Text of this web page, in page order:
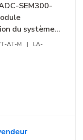
SEM300-
du système
CAT-M
AT-M |
LA-